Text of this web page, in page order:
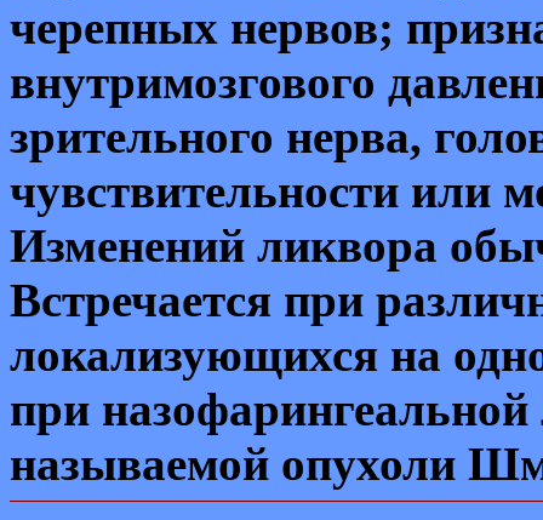
черепных нервов;
внутримозгового
зрительного нерва,
чувствительности или
Изменений ликвора
Встречается при
локализующихся на
при
называемой опухоли